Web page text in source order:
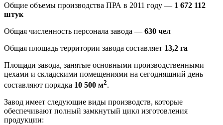
Общие объемы производства ПРА в 2011 году — 1 672 112
штук
Общая численность персонала завода — 630 чел
Общая площадь территории завода составляет 13,2 га
Площади завода, занятые основными производственными
цехами и складскими помещениями на сегодняшний день
составляют порядка 10 500 м2.
Завод имеет следующие виды производств, которые
обеспечивают полный замкнутый цикл изготовления
продукции: